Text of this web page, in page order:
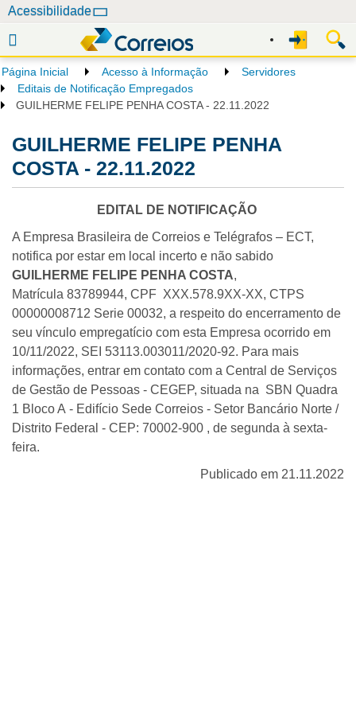
e
g
a
Acessibilidade
Página Inicial Acesso à Informação
Servidores
Editais de Notificação Empregados
GUILHERME FELIPE PENHA COSTA - 22.11.2022
GUILHERME FELIPE PENHA
COSTA - 22.11.2022
EDITAL DE NOTIFICAÇÃO
A Empresa Brasileira de Correios e Telégrafos – ECT,
notifica por estar em local incerto e não sabido
GUILHERME FELIPE PENHA COSTA,
Matrícula 83789944, CPF XXX.578.9XX-XX, CTPS
00000008712 Serie 00032, a respeito do encerramento de
seu vínculo empregatício com esta Empresa ocorrido em
10/11/2022, SEI 53113.003011/2020-92. Para mais
informações, entrar em contato com a Central de Serviços
de Gestão de Pessoas - CEGEP, situada na SBN Quadra
1 Bloco A - Edifício Sede Correios - Setor Bancário Norte /
Distrito Federal - CEP: 70002-900 , de segunda à sexta-
feira.
Publicado em 21.11.2022